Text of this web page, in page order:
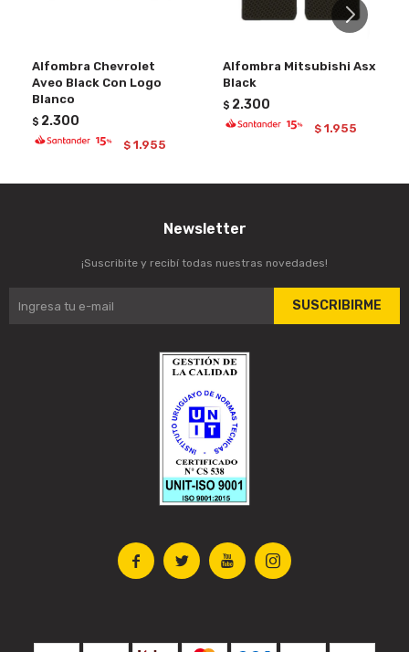
Alfombra Chevrolet
Aveo Black Con Logo
Blanco
$ 2.300
$ 1.955
Alfombra Mitsubishi Asx
Black
$ 2.300
$ 1.955
   
Newsletter
¡Suscribite y recibí todas nuestras novedades!
SUSCRIBIRME